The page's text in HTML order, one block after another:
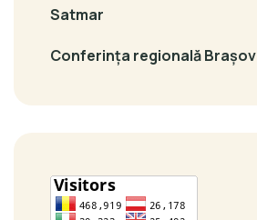
Satmar
Conferința regională Brașov